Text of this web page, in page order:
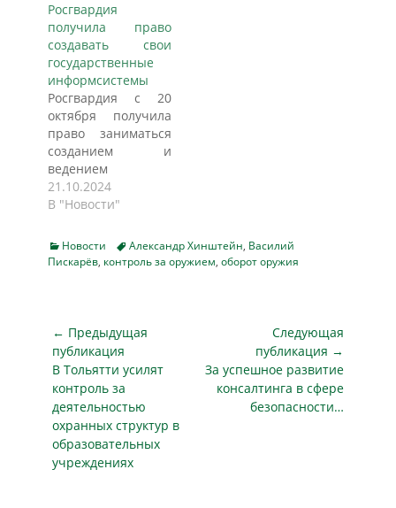
коррупции
рекомендовал
депутатам принять
в первом чтении
законопроект о
праве Росгвардии
создать
собственные
государственные
информационные
системы (ГИС) в
сферах оборота
охранной
деятельности и
документ на
пленарном…
Росгвардия
получила право
создавать свои
государственные
информсистемы
Росгвардия с 20
октября получила
право заниматься
созданием и
ведением
государственных
информационных
сфере оборота
оружия. Это
апреля 2024 года №
82-ФЗ. Также
Росгвардия сможет
создавать ГИС в
сфере частной
охранной и
детективной
деятельности,
вневедомственной
21.10.2024
В "Новости"
Categories
Новости TagsАлександр Хинштейн, Василий
Пискарёв, контроль за оружием, оборот оружия
Навигация
по
записям
← Предыдущая
публикация
Предыдущая
публикация
В Тольятти усилят
контроль за
деятельностью
охранных структур в
образовательных
учреждениях
Следующая
публикация →
Следующая
публикация
За успешное развитие
консалтинга в сфере
безопасности…